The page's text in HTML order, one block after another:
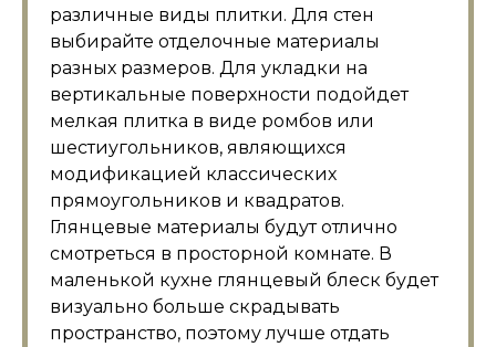
различные виды плитки. Для стен
выбирайте отделочные материалы
разных размеров. Для укладки на
вертикальные поверхности подойдет
мелкая плитка в виде ромбов или
шестиугольников, являющихся
модификацией классических
прямоугольников и квадратов.
Глянцевые материалы будут отлично
смотреться в просторной комнате. В
маленькой кухне глянцевый блеск будет
визуально больше скрадывать
пространство, поэтому лучше отдать